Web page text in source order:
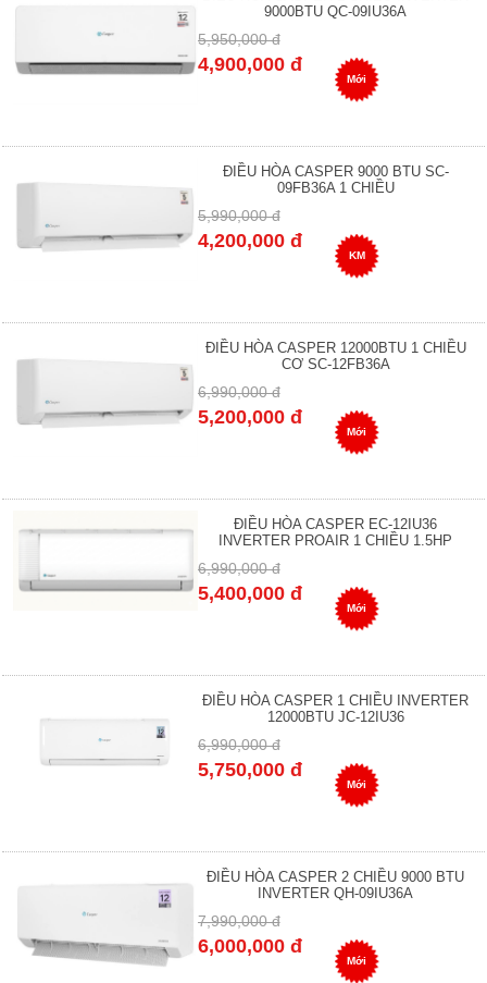
9000BTU QC-09IU36A
5,950,000 đ
4,900,000 đ
Mới
ĐIỀU HÒA CASPER 9000 BTU SC-
09FB36A 1 CHIỀU
5,990,000 đ
4,200,000 đ
KM
ĐIỀU HÒA CASPER 12000BTU 1 CHIỀU
CƠ SC-12FB36A
6,990,000 đ
5,200,000 đ
Mới
ĐIỀU HÒA CASPER EC-12IU36
INVERTER PROAIR 1 CHIỀU 1.5HP
6,990,000 đ
5,400,000 đ
Mới
ĐIỀU HÒA CASPER 1 CHIỀU INVERTER
12000BTU JC-12IU36
6,990,000 đ
5,750,000 đ
Mới
ĐIỀU HÒA CASPER 2 CHIỀU 9000 BTU
INVERTER QH-09IU36A
7,990,000 đ
6,000,000 đ
Mới